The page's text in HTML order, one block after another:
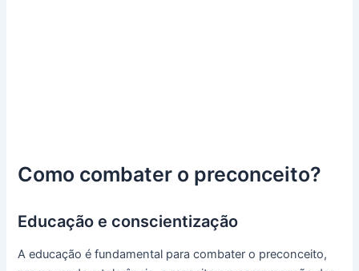
Como combater o preconceito?
Educação e conscientização
A educação é fundamental para combater o preconceito,